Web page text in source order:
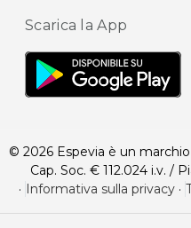
Scarica la App
© 2026 Espevia è un
Cap. Soc. € 112.024 i.v. /
· Informativa sulla privacy·